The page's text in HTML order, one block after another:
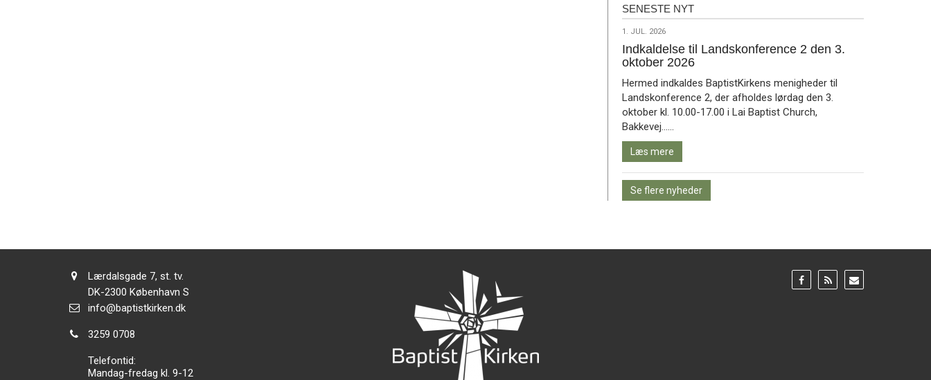
Seneste
SENESTE NYT
1.
jul.
2026
1. JUL. 2026
Indkaldelse til Landskonference 2 den 3.
oktober 2026
Hermed indkaldes BaptistKirkens menigheder til
Landskonference 2, der afholdes lørdag den 3.
oktober kl. 10.00-17.00 i Lai Baptist Church,
Bakkevej……
mere
Læs mere
Se flere nyheder
Adresse:
Lærdalsgade 7, st. tv.
Adresse:
DK-2300 København S
Send
info@baptistkirken.dk
Tlf.:
3259 0708
Telefontid:
Mandag-fredag kl. 9-12
Gå
til:
Gå
til:
Gå
til: